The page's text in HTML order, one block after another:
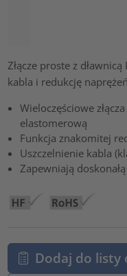
Złącze proste z
kabla i redukcję
Wieloczęściowe
elastomerową
Funkcja znakomitej
Uszczelnienie kabla
Zapewniają
Dodaj do listy